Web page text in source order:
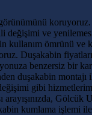
koruyoruz.
ve yenilemesi
kullanım ömrünü
Duşakabin
benzersiz bir
duşakabin montajı
gibi
Gölcük
kumlama işlemi